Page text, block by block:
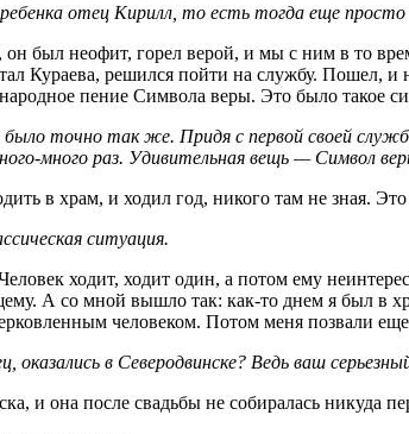
отец Кирилл, то есть тогда еще
был неофит, горел верой, и мы с ним в то
Кураева, решился пойти на службу. Пошел,
пение Символа веры. Это было такое
точно так же. Придя с первой своей
много раз. Удивительная вещь — Символ
в храм, и ходил год, никого там не зная.
ситуация.
ходит, ходит один, а потом ему
А со мной вышло так: как-то днем я был в
человеком. Потом меня позвали
оказались в Северодвинске? Ведь ваш
и она после свадьбы не собиралась никуда